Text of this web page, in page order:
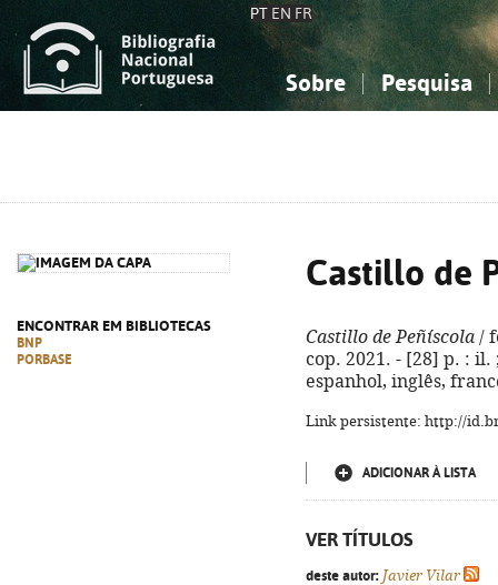
PT EN FR
Sobre Pesquisa
ENCONTRAR EM BIBLIOTECAS
BNP
PORBASE
Castillo de
Castillo de Peñíscola /
cop. 2021. - [28] p. :
espanhol, inglês,
Link persistente: http://
ADICIONAR À LISTA
VER TÍTULOS
deste autor: Javier Vilar